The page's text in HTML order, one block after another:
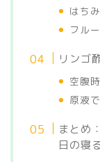
はち
フル
リンゴ
空腹
原液
まとめ
日の寝